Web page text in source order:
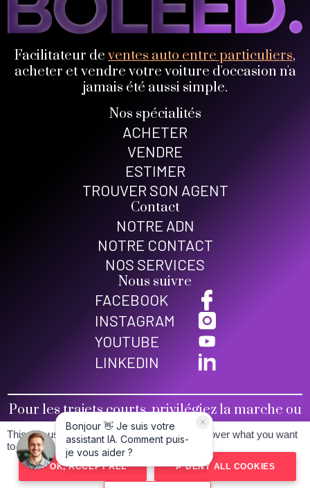
Facilitateur deventes auto entre particuliers,
acheter et vendre votre voiture d'occasion n'a
jamais été aussi simple.
Nos spécialités
ACHETER
VENDRE
ESTIMER
TROUVER SON AGENT
Contact
NOTRE ADN
NOTRE CONTACT
NOS SERVICES
Nous suivre
FACEBOOK
INSTAGRAM
YOUTUBE
LINKEDIN
Pour les trajets courts, privilégiez la marche ou
le vélo
Conditions générales de vente
Mentions légales
Politique de confidentialité
This site uses cookies and gives you control over what you want
to activate
OK, ACCEPT ALL DENY ALL COOKIES